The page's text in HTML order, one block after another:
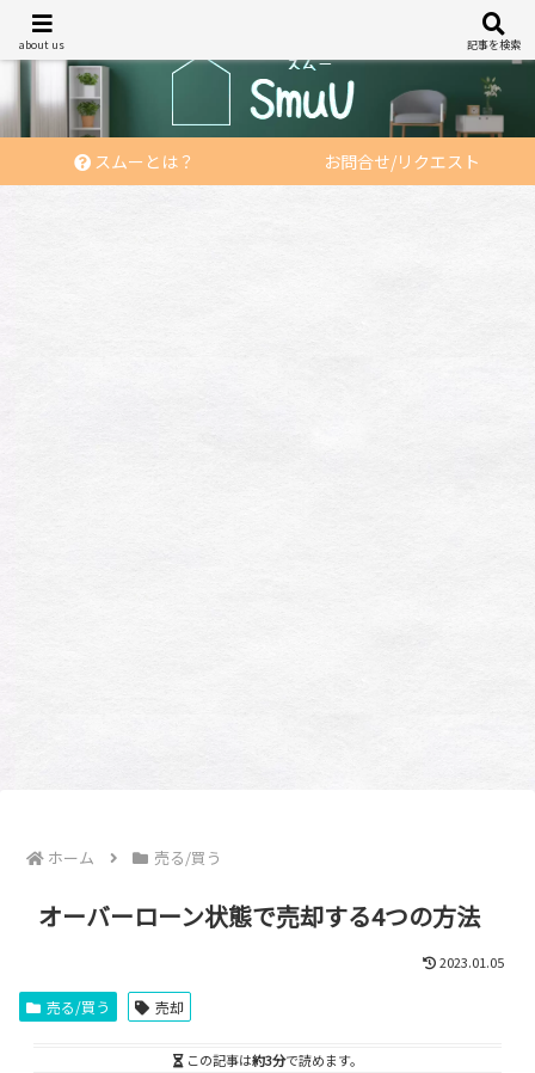
スムーとは？ お問合せ/リクエスト
ホーム 売る/買う
オーバーローン状態で売却する4つの方法
2023.01.05
売る/買う 売却
この記事は約3分で読めます。
about us 記事を検索